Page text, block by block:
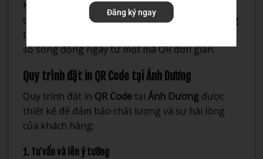
Kết hợp QR Code với công nghệ thực tế tăng
cường (AR),
Ánh Dươngtạo ra trải nghiệm tương
tác độc đáo cho người dùng, mở ra không gian
số sống động ngay từ một mã QR đơn giản.
Quy trình đặt in QR Code tại Ánh Dương
Quy trình đặt in QR Code tại Ánh Dương được
thiết kế để đảm bảo chất lượng và sự hài lòng
của khách hàng:
1. Tư vấn và lên ý tưởng
Đăng ký ngay